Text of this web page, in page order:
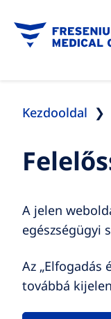
Kezdooldal
A jelen
egészségügyi
Az
továbbá